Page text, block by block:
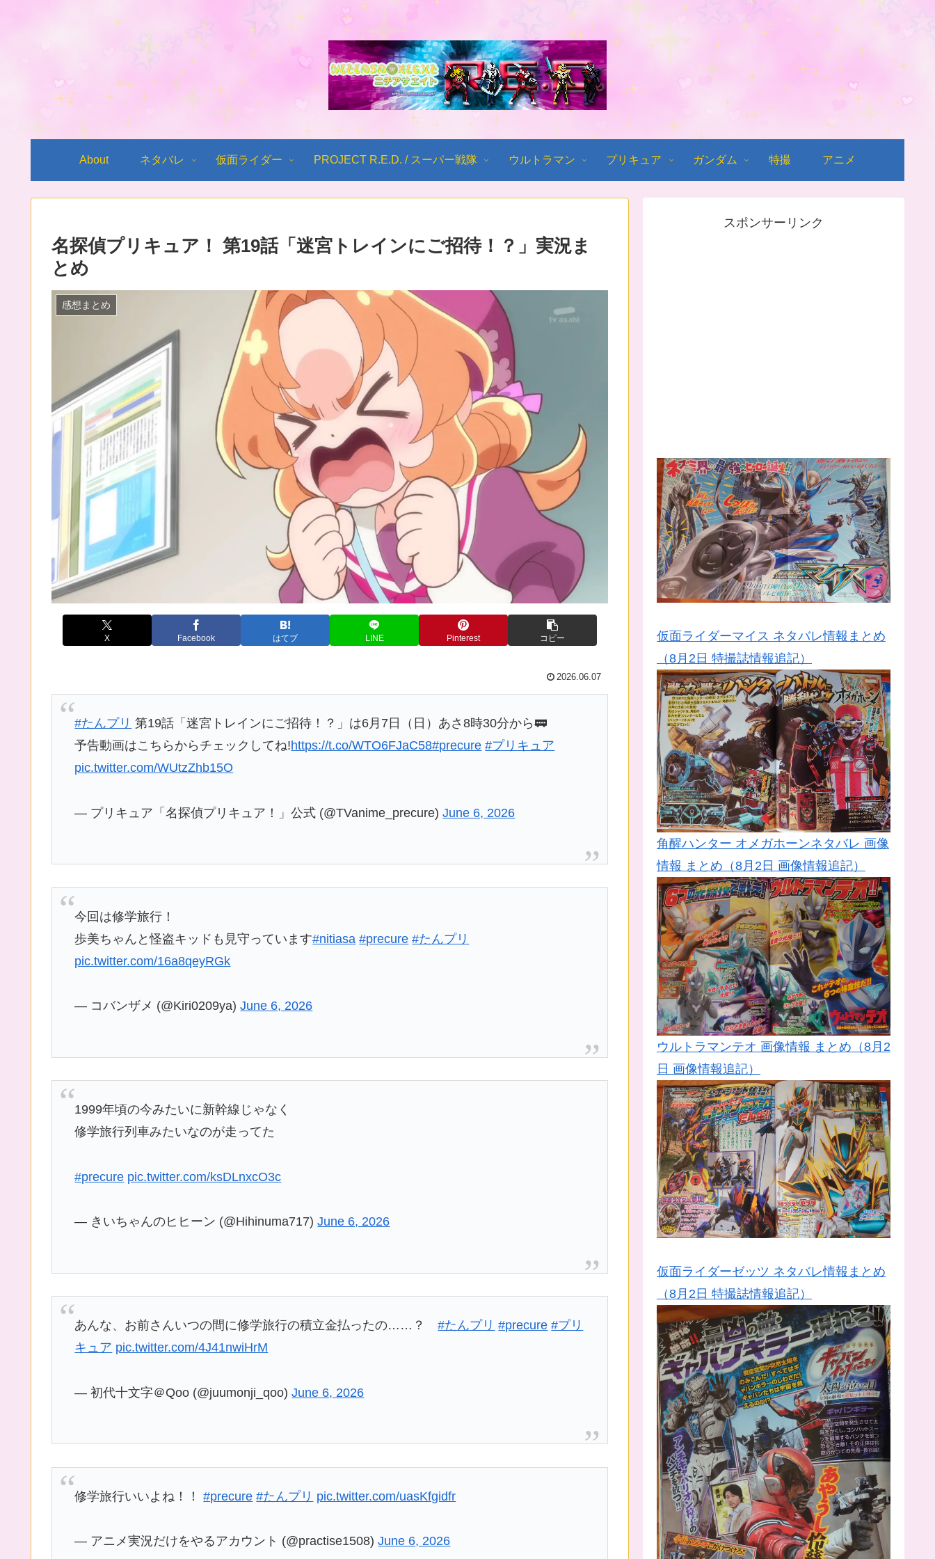
About ネタバレ 仮面ライダー PROJECT R.E.D. / スーパー戦隊 ウルトラマン プリキュア ガンダム 特撮 アニメ
名探偵プリキュア！ 第19話「迷宮トレインにご招待！？」実況ま
とめ
感想まとめ
X Facebook はてブ LINE Pinterest コピー
2026.06.07
#たんプリ 第19話「迷宮トレインにご招待！？」は6月7日（日）あさ8時30分から🚃
予告動画はこちらからチェックしてね!https://t.co/WTO6FJaC58#precure #プリキュア
pic.twitter.com/WUtzZhb15O
— プリキュア「名探偵プリキュア！」公式 (@TVanime_precure)June 6, 2026
今回は修学旅行！
歩美ちゃんと怪盗キッドも見守っています#nitiasa #precure #たんプリ
pic.twitter.com/16a8qeyRGk
— コバンザメ (@Kiri0209ya)June 6, 2026
1999年頃の今みたいに新幹線じゃなく
修学旅行列車みたいなのが走ってた
#precure pic.twitter.com/ksDLnxcO3c
— きいちゃんのヒヒーン (@Hihinuma717)June 6, 2026
あんな、お前さんいつの間に修学旅行の積立金払ったの……？#たんプリ #precure #プリ
キュア pic.twitter.com/4J41nwiHrM
— 初代十文字＠Qoo (@juumonji_qoo)June 6, 2026
修学旅行いいよね！！#precure #たんプリ pic.twitter.com/uasKfgidfr
— アニメ実況だけをやるアカウント (@practise1508)June 6, 2026
スポンサーリンク
仮面ライダーマイス ネタバレ情報まとめ
（8月2日 特撮誌情報追記）
角醒ハンター オメガホーンネタバレ 画像
情報 まとめ（8月2日 画像情報追記）
ウルトラマンテオ 画像情報 まとめ（8月2
日 画像情報追記）
仮面ライダーゼッツ ネタバレ情報まとめ
（8月2日 特撮誌情報追記）